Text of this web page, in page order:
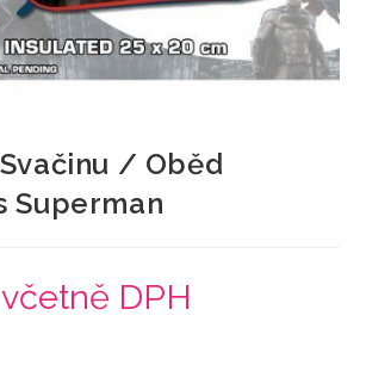
/ Oběd
Superman
včetně DPH